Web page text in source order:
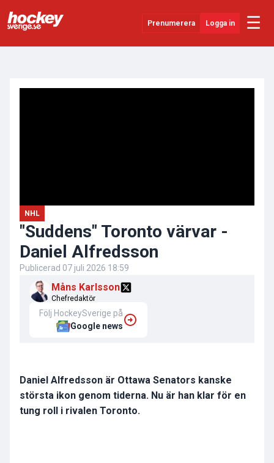
Prenumerera Logga in ☰
NHL
"Suddens" Toronto värvar -
Daniel Alfredsson
Publicerad 07 juli 2026 18:59
Måns Karlsson
Chefredaktör
Följ HockeySverige på
Google news
Daniel Alfredsson är Ottawa Senators kanske
största ikon genom tiderna. Nu är han klar för en
tung roll i rivalen Toronto.